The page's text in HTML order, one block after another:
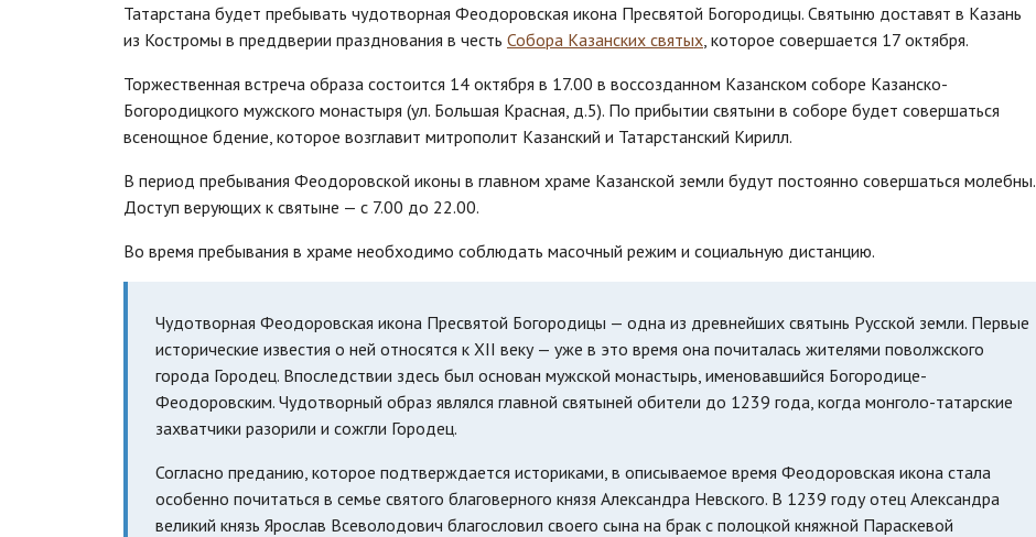
Татарстана будет пребывать чудотворная Феодоровская икона Пресвятой Богородицы. Святыню доставят в Казань
из Костромы в преддверии празднования в честь Собора Казанских святых , которое совершается 17 октября.
Торжественная встреча образа состоится 14 октября в 17.00 в воссозданном Казанском соборе Казанско-
Богородицкого мужского монастыря (ул. Большая Красная, д.5). По прибытии святыни в соборе будет совершаться
всенощное бдение, которое возглавит митрополит Казанский и Татарстанский Кирилл.
В период пребывания Феодоровской иконы в главном храме Казанской земли будут постоянно совершаться молебны.
Доступ верующих к святыне — с 7.00 до 22.00.
Во время пребывания в храме необходимо соблюдать масочный режим и социальную дистанцию.
Чудотворная Феодоровская икона Пресвятой Богородицы — одна из древнейших святынь Русской земли. Первые
исторические известия о ней относятся к XII веку — уже в это время она почиталась жителями поволжского
города Городец. Впоследствии здесь был основан мужской монастырь, именовавшийся Богородице-
Феодоровским. Чудотворный образ являлся главной святыней обители до 1239 года, когда монголо-татарские
захватчики разорили и сожгли Городец.
Согласно преданию, которое подтверждается историками, в описываемое время Феодоровская икона стала
особенно почитаться в семье святого благоверного князя Александра Невского. В 1239 году отец Александра
великий князь Ярослав Всеволодович благословил своего сына на брак с полоцкой княжной Параскевой